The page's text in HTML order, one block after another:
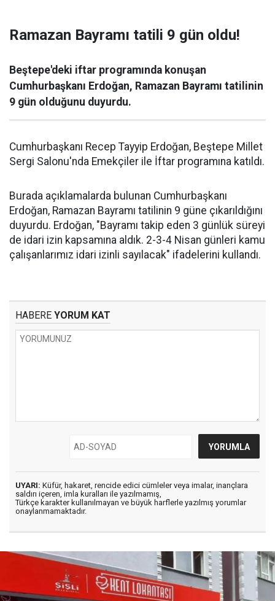
Ramazan Bayramı tatili 9 gün oldu!
Beştepe'deki iftar programında konuşan
Cumhurbaşkanı Erdoğan, Ramazan Bayramı tatilinin
9 gün olduğunu duyurdu.
Cumhurbaşkanı Recep Tayyip Erdoğan, Beştepe Millet
Sergi Salonu'nda Emekçiler ile İftar programına katıldı.
Burada açıklamalarda bulunan Cumhurbaşkanı
Erdoğan, Ramazan Bayramı tatilinin 9 güne çıkarıldığını
duyurdu. Erdoğan, "Bayramı takip eden 3 günlük süreyi
de idari izin kapsamına aldık. 2-3-4 Nisan günleri kamu
çalışanlarımız idari izinli sayılacak" ifadelerini kullandı.
HABERE YORUM KAT
UYARI: Küfür, hakaret, rencide edici cümleler veya imalar, inançlara
saldırı içeren, imla kuralları ile yazılmamış,
Türkçe karakter kullanılmayan ve büyük harflerle yazılmış yorumlar
onaylanmamaktadır.